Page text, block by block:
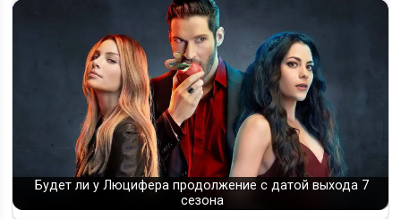
Будет ли у Люцифера продолжение с датой выхода 7
сезона